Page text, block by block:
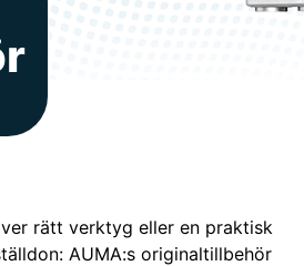
rätt verktyg eller en praktisk
AUMA:s originaltillbehör